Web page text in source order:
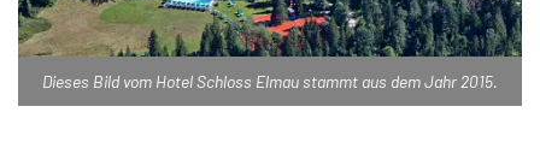
Dieses Bild vom Hotel Schloss Elmau stammt aus dem Jahr 2015.